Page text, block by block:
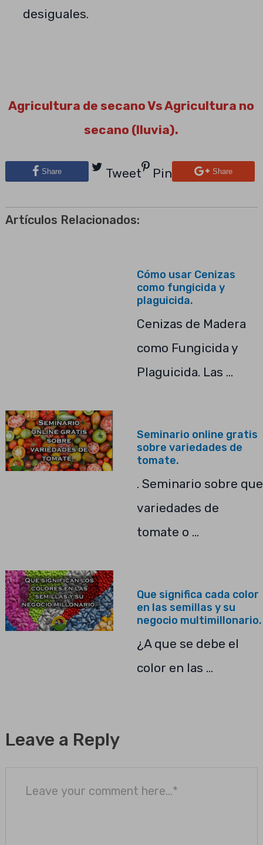
desiguales.
Agricultura de secano Vs Agricultura no
secano (lluvia).
Share Tweet Pin Share
Artículos Relacionados:
Cómo usar Cenizas
como fungicida y
plaguicida.
Cenizas de Madera
como Fungicida y
Plaguicida. Las …
Seminario online gratis
sobre variedades de
tomate.
. Seminario sobre que
variedades de
tomate o …
Que significa cada color
en las semillas y su
negocio multimillonario.
¿A que se debe el
color en las …
Leave a Reply